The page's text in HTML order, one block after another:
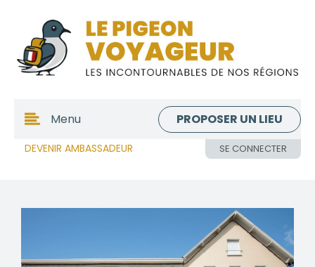
DEVENIR AMBASSADEUR SE CONNECTER
Menu PROPOSER UN LIEU